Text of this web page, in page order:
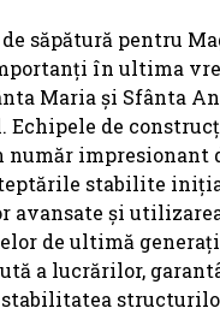
săpătură pentru
în ultima
Maria și Sfânta
Echipele de
număr impresionant
stabilite
avansate și
de ultimă
a lucrărilor,